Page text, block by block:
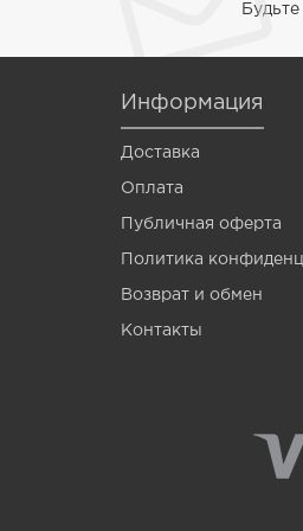
Wagner
Wormik
Zanzara
Опарыш
Информация
Доставка
Оплата
Публичная оферта
Политика
Возврат и обмен
Контакты